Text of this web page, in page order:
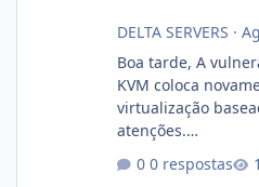
DELTA SERVERS ·
Boa tarde, A
KVM coloca
virtualização
atenções.
xjx23zz5f Criamos uma breve explicação:
0 respostas